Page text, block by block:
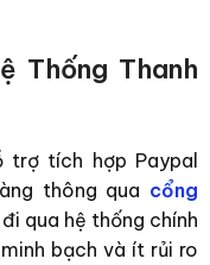
Thống Thanh
trợ tích hợp Paypal
thông qua cổng
qua hệ thống chính
bạch và ít rủi ro